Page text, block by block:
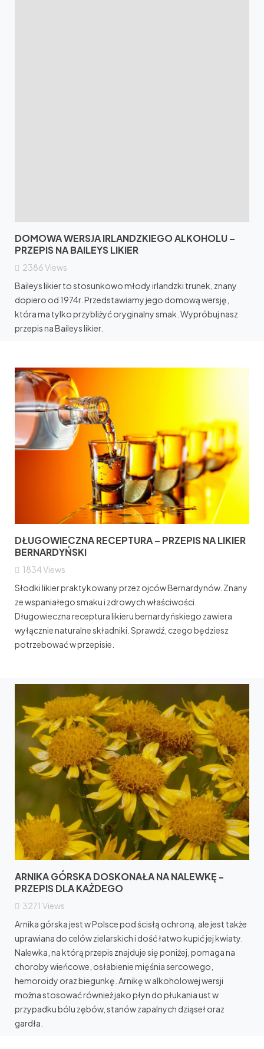
DOMOWA WERSJA IRLANDZKIEGO ALKOHOLU –
PRZEPIS NA BAILEYS LIKIER
2386Views
Baileys likier to stosunkowo młody irlandzki trunek, znany
dopiero od 1974r. Przedstawiamy jego domową wersję,
która ma tylko przybliżyć oryginalny smak. Wypróbuj nasz
przepis na Baileys likier.
DŁUGOWIECZNA RECEPTURA – PRZEPIS NA LIKIER
BERNARDYŃSKI
1834Views
Słodki likier praktykowany przez ojców Bernardynów. Znany
ze wspaniałego smaku i zdrowych właściwości.
Długowieczna receptura likieru bernardyńskiego zawiera
wyłącznie naturalne składniki. Sprawdź, czego będziesz
potrzebować w przepisie.
ARNIKA GÓRSKA DOSKONAŁA NA NALEWKĘ -
PRZEPIS DLA KAŻDEGO
3271 Views
Arnika górska jest w Polsce pod ścisłą ochroną, ale jest także
uprawiana do celów zielarskich i dość łatwo kupić jej kwiaty.
Nalewka, na którą przepis znajduje się poniżej, pomaga na
choroby wieńcowe, osłabienie mięśnia sercowego,
hemoroidy oraz biegunkę. Arnikę w alkoholowej wersji
można stosować również jako płyn do płukania ust w
przypadku bólu zębów, stanów zapalnych dziąseł oraz
gardła.